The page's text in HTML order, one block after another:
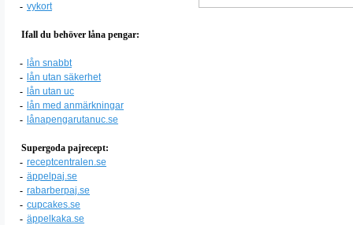
- vykort
Ifall du behöver låna pengar:
- lån snabbt
- lån utan säkerhet
- lån utan uc
- lån med anmärkningar
- lånapengarutanuc.se
Supergoda pajrecept:
- receptcentralen.se
- äppelpaj.se
- rabarberpaj.se
- cupcakes.se
- äppelkaka.se